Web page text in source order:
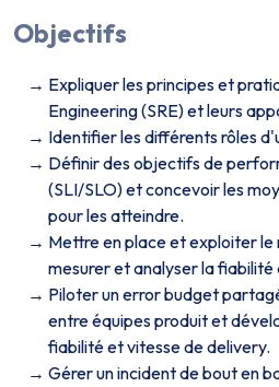
Objectifs
Expliquer les principes et
Engineering (SRE) et leurs
Identifier les différents rôles
Définir des objectifs de
(SLI/SLO) et concevoir les
pour les atteindre.
Mettre en place et exploiter
mesurer et analyser la
Piloter un error budget
entre équipes produit et
fiabilité et vitesse de delivery.
Gérer un incident de bout en